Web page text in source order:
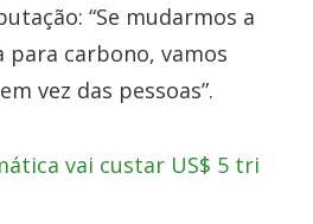
“Se mudarmos a
carbono, vamos
vez das pessoas”.
vai custar US$ 5 tri